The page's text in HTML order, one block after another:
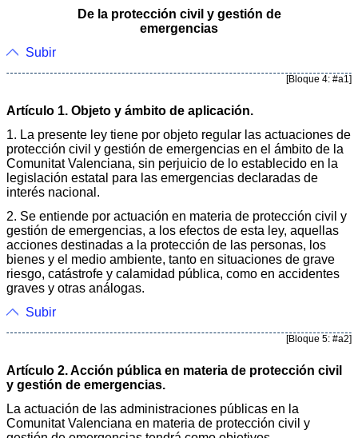
De la protección civil y gestión de
emergencias
Subir
[Bloque 4: #a1]
Artículo 1. Objeto y ámbito de aplicación.
1. La presente ley tiene por objeto regular las actuaciones de
protección civil y gestión de emergencias en el ámbito de la
Comunitat Valenciana, sin perjuicio de lo establecido en la
legislación estatal para las emergencias declaradas de
interés nacional.
2. Se entiende por actuación en materia de protección civil y
gestión de emergencias, a los efectos de esta ley, aquellas
acciones destinadas a la protección de las personas, los
bienes y el medio ambiente, tanto en situaciones de grave
riesgo, catástrofe y calamidad pública, como en accidentes
graves y otras análogas.
Subir
[Bloque 5: #a2]
Artículo 2. Acción pública en materia de protección civil
y gestión de emergencias.
La actuación de las administraciones públicas en la
Comunitat Valenciana en materia de protección civil y